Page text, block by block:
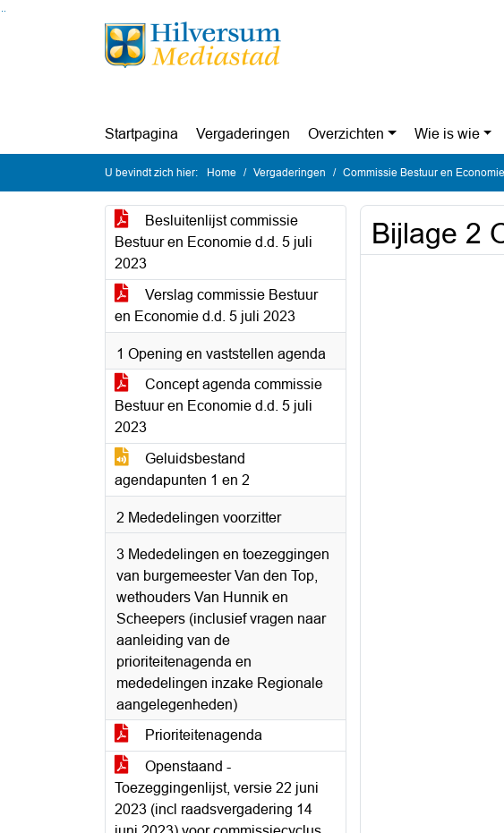
Ga naar de inhoud van deze pagina
Ga naar het zoeken
Ga naar het menu
Startpagina Vergaderingen Overzichten Wie is wie
U bevindt zich hier: Home Vergaderingen Commissie Bestuur en
Besluitenlijst commissie
Bestuur en Economie d.d. 5 juli
2023
Verslag commissie Bestuur
en Economie d.d. 5 juli 2023
1 Opening en vaststellen agenda
Concept agenda commissie
Bestuur en Economie d.d. 5 juli
2023
Geluidsbestand
agendapunten 1 en 2
2 Mededelingen voorzitter
3 Mededelingen en toezeggingen
van burgemeester Van den Top,
wethouders Van Hunnik en
Scheepers (inclusief vragen naar
aanleiding van de
prioriteitenagenda en
mededelingen inzake Regionale
aangelegenheden)
Prioriteitenagenda
Openstaand -
Toezeggingenlijst, versie 22 juni
2023 (incl raadsvergadering 14
Bijlage 2